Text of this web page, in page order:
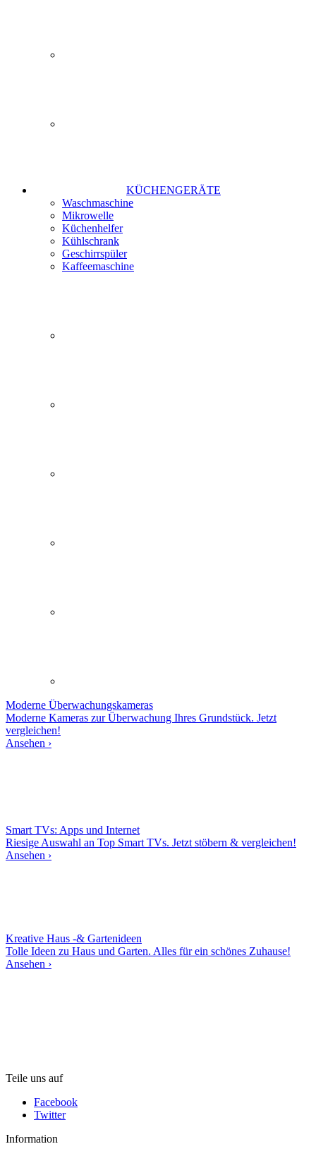
KÜCHENGERÄTE
Waschmaschine
Mikrowelle
Küchenhelfer
Kühlschrank
Geschirrspüler
Kaffeemaschine
Moderne Überwachungskameras
Moderne Kameras zur Überwachung Ihres Grundstück. Jetzt
vergleichen!
Ansehen ›
Smart TVs: Apps und Internet
Riesige Auswahl an Top Smart TVs. Jetzt stöbern & vergleichen!
Ansehen ›
Kreative Haus -& Gartenideen
Tolle Ideen zu Haus und Garten. Alles für ein schönes Zuhause!
Ansehen ›
Teile uns auf
Facebook
Twitter
Information